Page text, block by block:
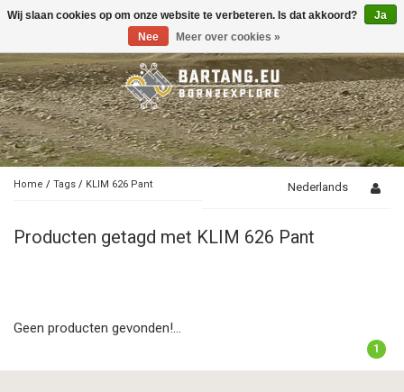
Toggle
Home / Tags / KLIM 626 Pant Nederlands
Producten getagd met KLIM 626 Pant
Geen producten gevonden!...
1
Wij slaan cookies op om onze website te verbeteren. Is dat akkoord?
Ja
Nee
Meer over cookies »